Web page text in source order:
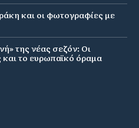
και οι φωτογραφίες με
της νέας σεζόν: Οι
το ευρωπαϊκό όραμα